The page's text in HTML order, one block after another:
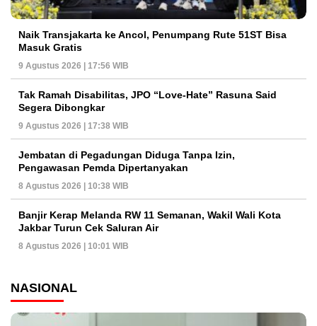
Naik Transjakarta ke Ancol, Penumpang Rute 51ST Bisa
Masuk Gratis
9 Agustus 2026 | 17:56 WIB
Tak Ramah Disabilitas, JPO “Love-Hate” Rasuna Said
Segera Dibongkar
9 Agustus 2026 | 17:38 WIB
Jembatan di Pegadungan Diduga Tanpa Izin,
Pengawasan Pemda Dipertanyakan
8 Agustus 2026 | 10:38 WIB
Banjir Kerap Melanda RW 11 Semanan, Wakil Wali Kota
Jakbar Turun Cek Saluran Air
8 Agustus 2026 | 10:01 WIB
NASIONAL